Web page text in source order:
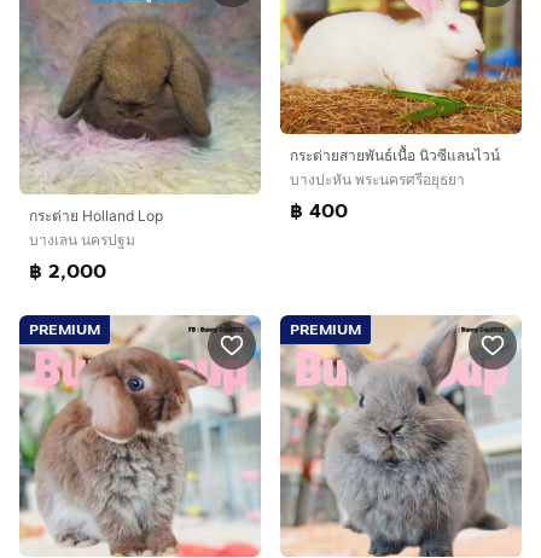
กระต่าย Holland Lop
บางเลน นครปฐม
฿ 2,000
กระต่ายสายพันธ์เนื้อ นิวซีแลนไวน์
บางปะหัน พระนครศรีอยุธยา
฿ 400
PREMIUM PREMIUM